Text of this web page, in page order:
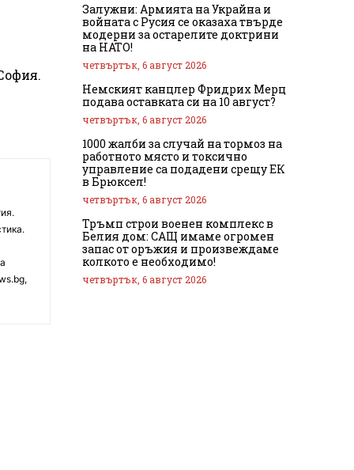
Залужни: Армията на Украйна и
войната с Русия се оказаха твърде
модерни за остарелите доктрини
на НАТО!
четвъртък, 6 август 2026
Немският канцлер Фридрих Мерц
подава оставката си на 10 август?
четвъртък, 6 август 2026
1000 жалби за случай на тормоз на
работното място и токсично
управление са подадени срещу ЕК
в Брюксел!
четвъртък, 6 август 2026
Тръмп строи военен комплекс в
Белия дом: САЩ имаме огромен
запас от оръжия и произвеждаме
колкото е необходимо!
четвъртък, 6 август 2026